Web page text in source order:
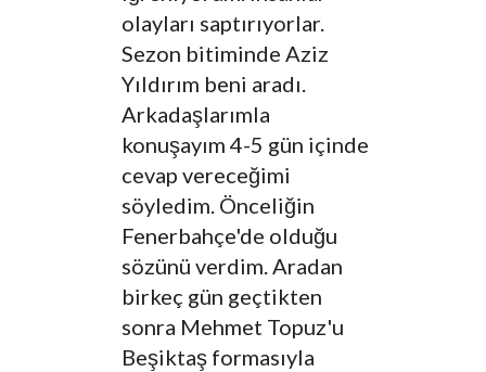
olayları saptırıyorlar.
Sezon bitiminde Aziz
Yıldırım beni aradı.
Arkadaşlarımla
konuşayım 4-5 gün içinde
cevap vereceğimi
söyledim. Önceliğin
Fenerbahçe'de olduğu
sözünü verdim. Aradan
birkeç gün geçtikten
sonra Mehmet Topuz'u
Beşiktaş formasıyla